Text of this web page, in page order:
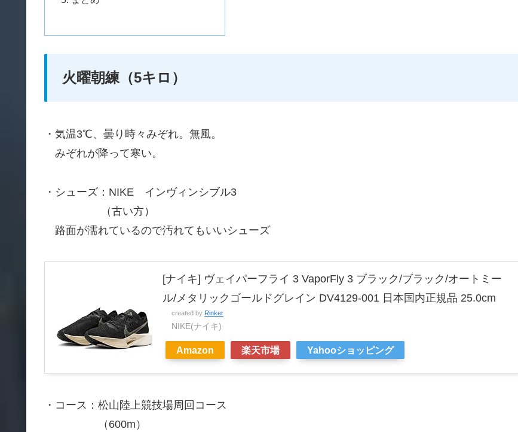
火曜朝練（5キロ）
・気温3℃、曇り時々みぞれ。無風。
みぞれが降って寒い。
・シューズ：NIKE インヴィンシブル3
（古い方）
路面が濡れているので汚れてもいいシューズ
[ナイキ] ヴェイパーフライ 3 VaporFly 3 ブラック/ブラック/オートミー
ル/メタリックゴールドグレイン DV4129-001 日本国内正規品 25.0cm
created by Rinker
NIKE(ナイキ)
Amazon 楽天市場 Yahooショッピング
・コース：松山陸上競技場周回コース
（600m）